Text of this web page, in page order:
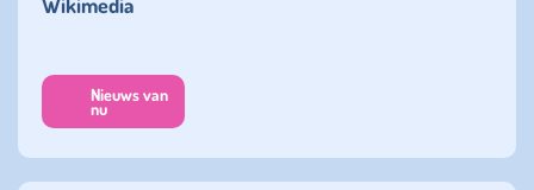
Nieuws van
nu